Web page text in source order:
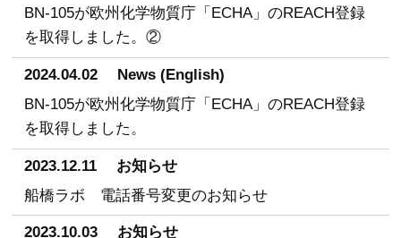
BN-105が欧州化学物質庁「ECHA」のREACH登録
を取得しました。②
2024.04.02
News (English)
BN-105が欧州化学物質庁「ECHA」のREACH登録
を取得しました。
2023.12.11
お知らせ
船橋ラボ 電話番号変更のお知らせ
2023.10.03
お知らせ